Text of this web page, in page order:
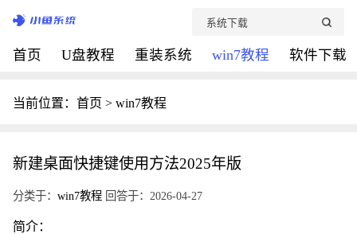
首页 U盘教程 重装系统 win7教程 软件下载
当前位置： 首页 > win7教程
新建桌面快捷键使用方法2025年版
分类于： win7教程 回答于：2026-04-27
简介：